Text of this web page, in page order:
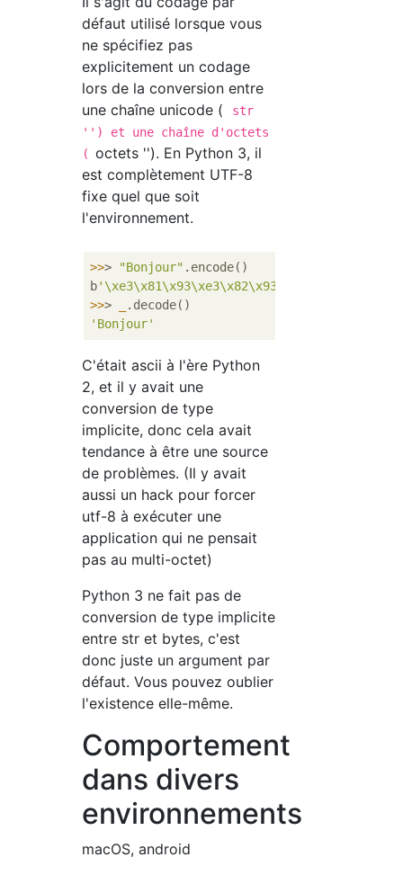
défaut utilisé lorsque vous
ne spécifiez pas
explicitement un codage
lors de la conversion entre
une chaîne unicode (
str
'') et une chaîne d'octets
( octets ''). En Python 3, il
est complètement UTF-8
fixe quel que soit
l'environnement.
>>> "Bonjour" .encode()
b
>>>
'Bonjour'
C'était ascii à l'ère Python
2, et il y avait une
conversion de type
implicite, donc cela avait
tendance à être une source
de problèmes. (Il y avait
aussi un hack pour forcer
utf-8 à exécuter une
application qui ne pensait
pas au multi-octet)
Python 3 ne fait pas de
conversion de type implicite
entre str et bytes, c'est
donc juste un argument par
défaut. Vous pouvez oublier
l'existence elle-même.
Comportement
dans divers
environnements
macOS, android